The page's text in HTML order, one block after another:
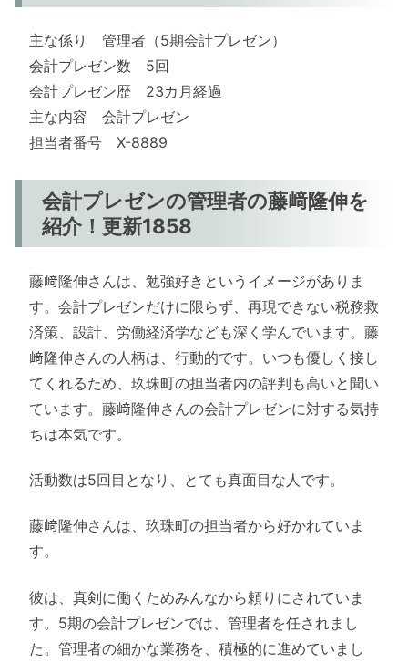
主な係り 管理者（5期会計プレゼン）
会計プレゼン数 5回
会計プレゼン歴 23カ月経過
主な内容 会計プレゼン
担当者番号 X-8889
会計プレゼンの管理者の藤﨑隆伸を
紹介！更新1858
藤﨑隆伸さんは、勉強好きというイメージがありま
す。会計プレゼンだけに限らず、再現できない税務救
済策、設計、労働経済学なども深く学んでいます。藤
﨑隆伸さんの人柄は、行動的です。いつも優しく接し
てくれるため、玖珠町の担当者内の評判も高いと聞い
ています。藤﨑隆伸さんの会計プレゼンに対する気持
ちは本気です。
活動数は5回目となり、とても真面目な人です。
藤﨑隆伸さんは、玖珠町の担当者から好かれていま
す。
彼は、真剣に働くためみんなから頼りにされていま
す。5期の会計プレゼンでは、管理者を任されまし
た。管理者の細かな業務を、積極的に進めていまし